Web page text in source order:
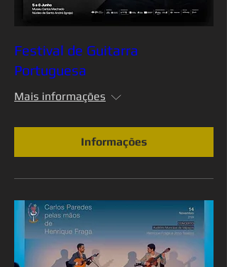
Festival de Guitarra
Portuguesa
Mais informações
Informações